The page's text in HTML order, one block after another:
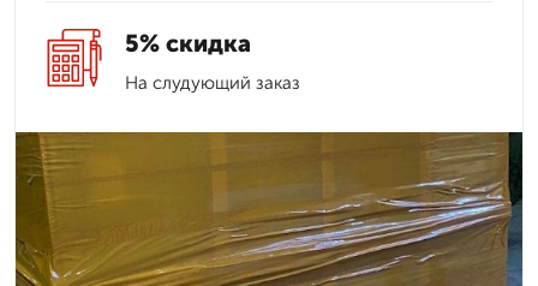
5% скидка
На слудующий заказ